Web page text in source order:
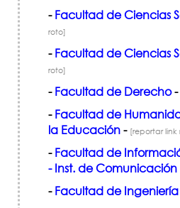
- Facultad de Ciencias
roto]
- Facultad de Ciencias
roto]
- Facultad de Derecho-
- Facultad de
la Educación- [reportar link
- Facultad de
- Inst. de Comunicación
- Facultad de Ingeniería